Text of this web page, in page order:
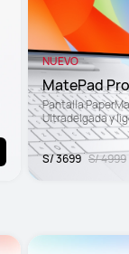
NUEVO
MatePad
Pantalla
Ultradelgada y
S/ 3699 S/ 4999